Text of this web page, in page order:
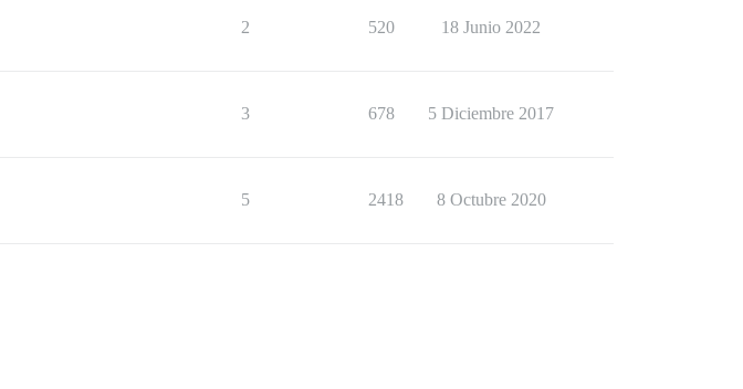
2 520 18 Junio 2022
3 678 5 Diciembre 2017
5 2418 8 Octubre 2020